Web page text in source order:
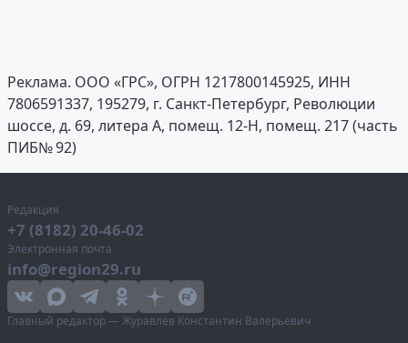
Реклама. ООО «ГРС», ОГРН 1217800145925, ИНН
7806591337, 195279, г. Санкт-Петербург, Революции
шоссе, д. 69, литера А, помещ. 12-Н, помещ. 217 (часть
ПИБ№ 92)
Редакция
+7 (8182) 20-46-02
Электронная почта
info@region29.ru
Главный редактор — Журавлёв Константин Валерьевич